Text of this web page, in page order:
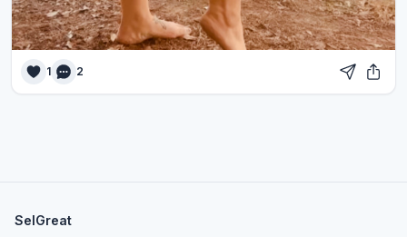
1 2
SelGreat